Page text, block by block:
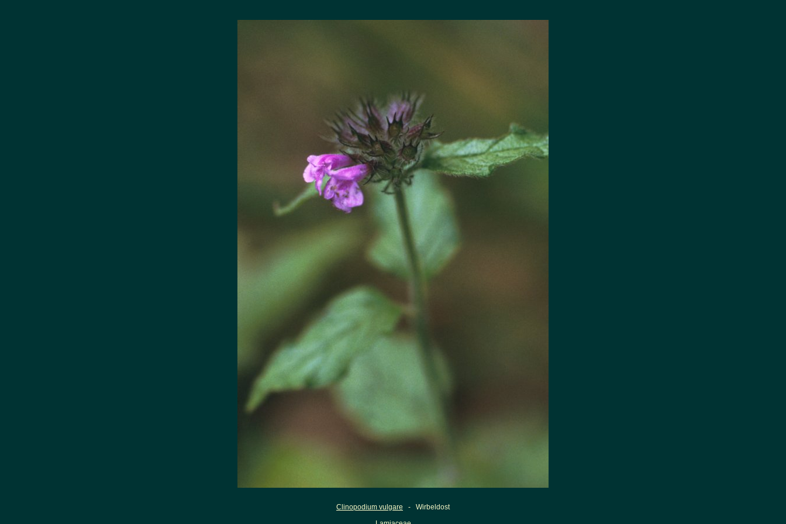
Clinopodium vulgare - Wirbeldost